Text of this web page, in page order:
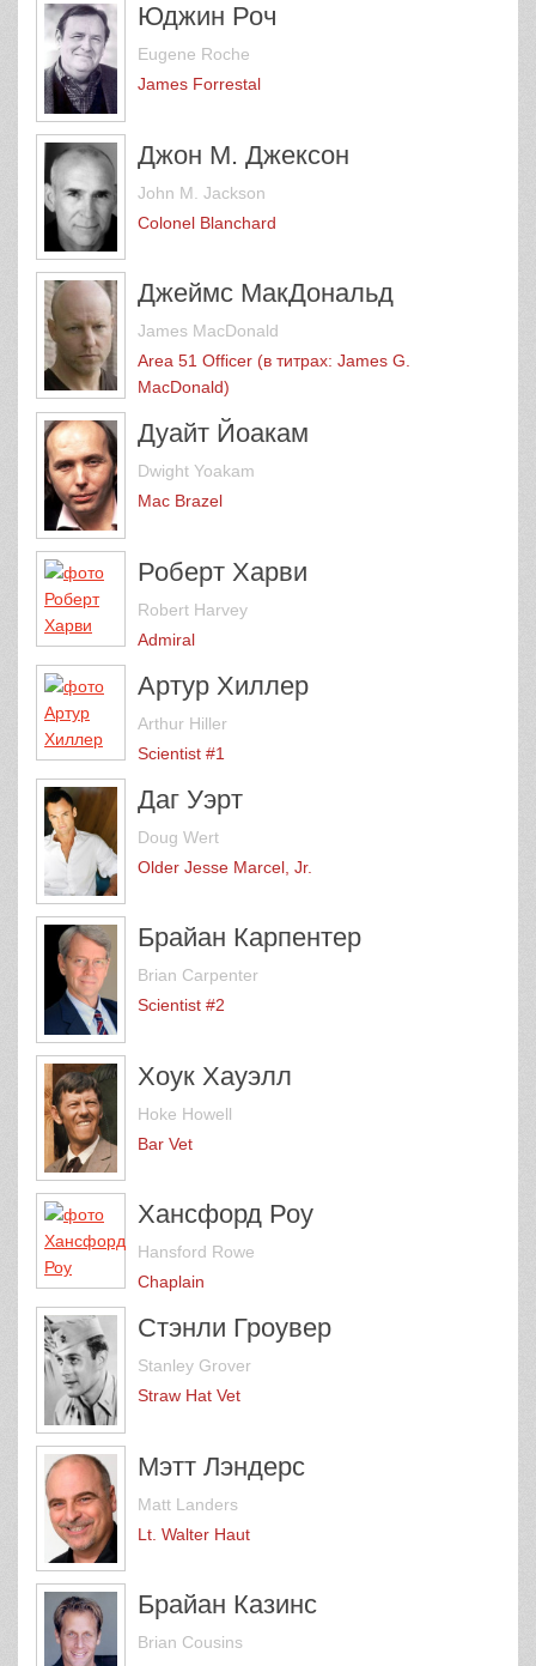
Юджин Роч
Eugene Roche
James Forrestal
Джон М. Джексон
John M. Jackson
Colonel Blanchard
Джеймс МакДональд
James MacDonald
Area 51 Officer (в титрах: James G.
MacDonald)
Дуайт Йоакам
Dwight Yoakam
Mac Brazel
Роберт Харви
Robert Harvey
Admiral
Артур Хиллер
Arthur Hiller
Scientist #1
Даг Уэрт
Doug Wert
Older Jesse Marcel, Jr.
Брайан Карпентер
Brian Carpenter
Scientist #2
Хоук Хауэлл
Hoke Howell
Bar Vet
Хансфорд Роу
Hansford Rowe
Chaplain
Стэнли Гроувер
Stanley Grover
Straw Hat Vet
Мэтт Лэндерс
Matt Landers
Lt. Walter Haut
Брайан Казинс
Brian Cousins